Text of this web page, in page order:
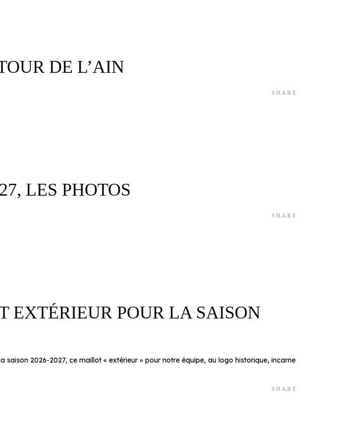
DE L’AIN
SHARE
LES PHOTOS
SHARE
EXTÉRIEUR POUR LA SAISON
saison 2026-2027, ce maillot « extérieur » pour notre équipe, au logo historique, incarne
SHARE